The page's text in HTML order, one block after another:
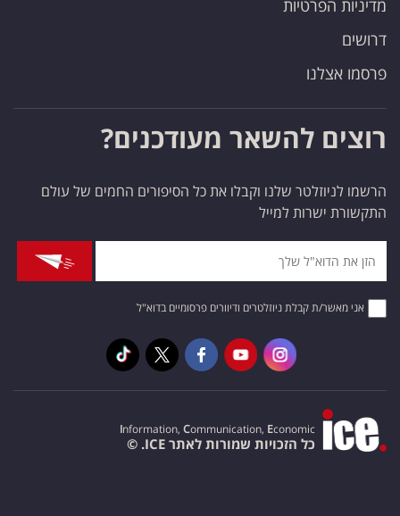
מדיניות הפרטיות
דרושים
פרסמו אצלנו
רוצים להשאר מעודכנים?
הרשמו לניוזלטר שלנו וקבלו את כל הסיפורים החמים של עולם
התקשורת ישרות למייל
אני מאשר/ת קבלת ניוזלטרים ודיוורים פרסומיים בדוא"ל
Information, Communication, Economic
כל הזכויות שמורות לאתר ICE. ©